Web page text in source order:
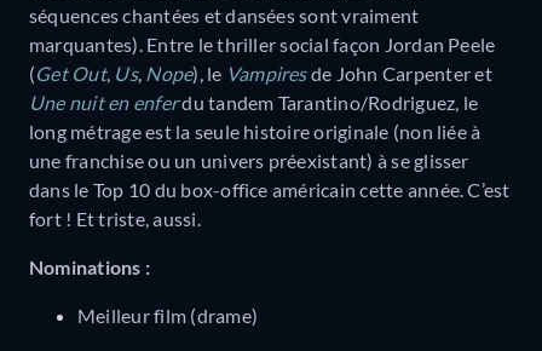
séquences chantées et dansées sont vraiment
marquantes). Entre le thriller social façon Jordan Peele
(Get Out, Us, Nope), le Vampiresde John Carpenter et
Une nuit en enferdu tandem Tarantino/Rodriguez, le
long métrage est la seule histoire originale (non liée à
une franchise ou un univers préexistant) à se glisser
dans le Top 10 du box-office américain cette année. C’est
fort ! Et triste, aussi.
Nominations :
Meilleur film (drame)